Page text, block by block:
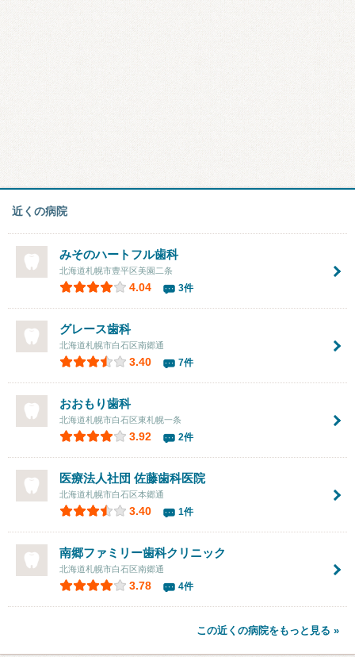
近くの病院
みそのハートフル歯科
北海道札幌市豊平区美園二条
4.04 3件
グレース歯科
北海道札幌市白石区南郷通
3.40 7件
おおもり歯科
北海道札幌市白石区東札幌一条
3.92 2件
医療法人社団 佐藤歯科医院
北海道札幌市白石区本郷通
3.40 1件
南郷ファミリー歯科クリニック
北海道札幌市白石区南郷通
3.78 4件
この近くの病院をもっと見る »